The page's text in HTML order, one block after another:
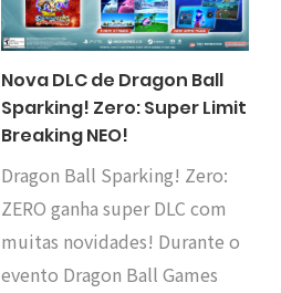
Nova DLC de Dragon Ball
Sparking! Zero: Super Limit
Breaking NEO!
Dragon Ball Sparking! Zero:
ZERO ganha super DLC com
muitas novidades! Durante o
evento Dragon Ball Games